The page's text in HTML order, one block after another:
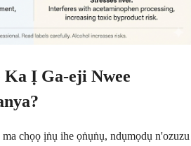
Ka Ị Ga-eji Nwee
chọọ ịṅụ ihe ọṅụṅụ, ndụmọdụ n'ozuzu